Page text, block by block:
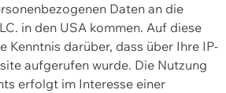
Daten an die
in den USA kommen. Auf diese
Kenntnis darüber, dass über Ihre IP-
aufgerufen wurde. Die Nutzung
erfolgt im Interesse einer